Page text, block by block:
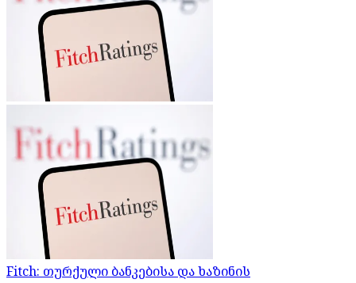
Fitch: თურქული ბანკებისა და ხაზინის